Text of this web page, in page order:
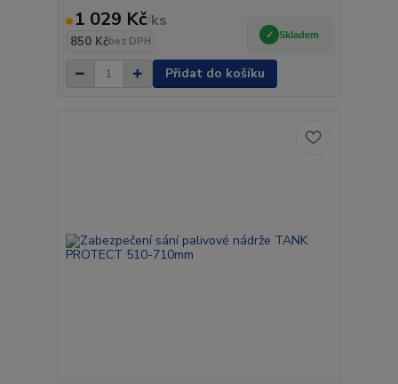
1 029 Kč/ks
850 Kčbez DPH
Skladem
Přidat do košíku